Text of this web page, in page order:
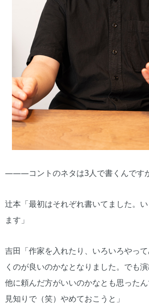
―――コントのネタは3人で書くんです
辻本「最初はそれぞれ書いてました。
ます」
吉田「作家を入れたり、いろいろやっ
くのが良いのかなとなりました。でも
他に頼んだ方がいいのかなとも思った
見知りで（笑）やめておこうと」